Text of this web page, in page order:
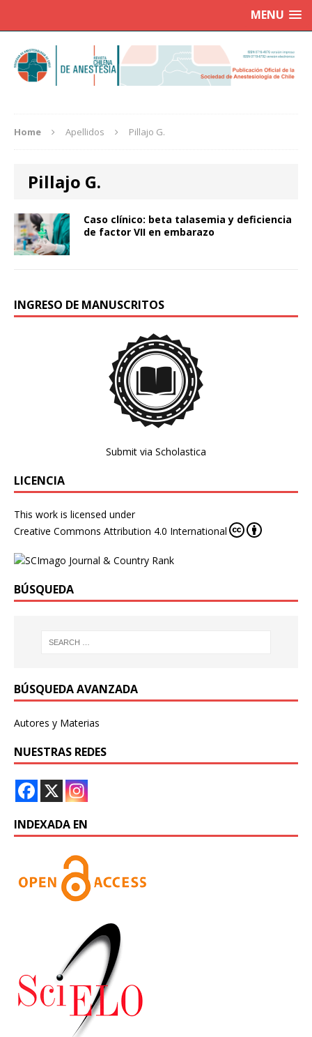
MENU
Home Apellidos Pillajo G.
Pillajo G.
Caso clínico: beta talasemia y deficiencia
de factor VII en embarazo
INGRESO DE MANUSCRITOS
Submit via Scholastica
LICENCIA
This work is licensed under
Creative Commons Attribution 4.0 International
BÚSQUEDA
BÚSQUEDA AVANZADA
Autores y Materias
NUESTRAS REDES
INDEXADA EN